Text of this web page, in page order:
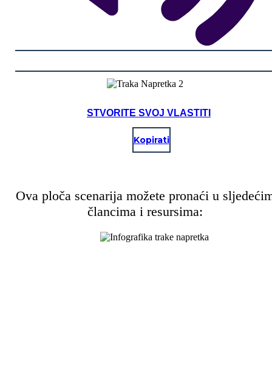
STVORITE SVOJ VLASTITI
Kopirati
Ova ploča scenarija možete pronaći u
člancima i resursima: